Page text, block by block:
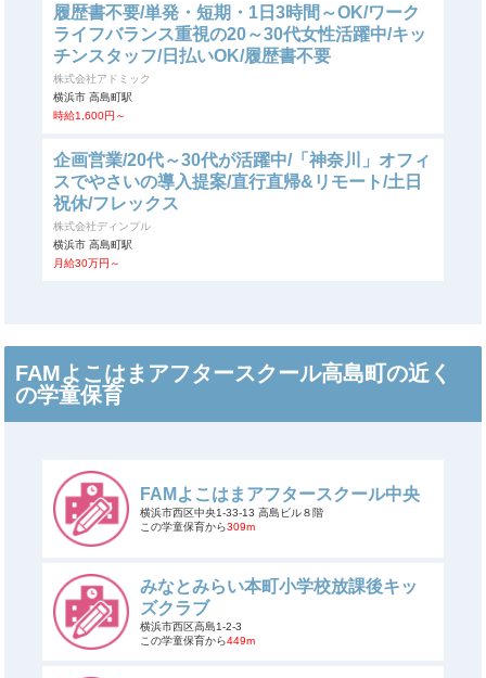
履歴書不要/単発・短期・1日3時間～OK/ワーク
ライフバランス重視の20～30代女性活躍中/キッ
チンスタッフ/日払いOK/履歴書不要
株式会社アドミック
横浜市 高島町駅
時給1,600円～
企画営業/20代～30代が活躍中/「神奈川」オフィ
スでやさいの導入提案/直行直帰&リモート/土日
祝休/フレックス
株式会社ディンプル
横浜市 高島町駅
月給30万円～
FAMよこはまアフタースクール高島町の近く
の学童保育
FAMよこはまアフタースクール中央
横浜市西区中央1-33-13 高島ビル８階
この学童保育から309m
みなとみらい本町小学校放課後キッ
ズクラブ
横浜市西区高島1-2-3
この学童保育から449m